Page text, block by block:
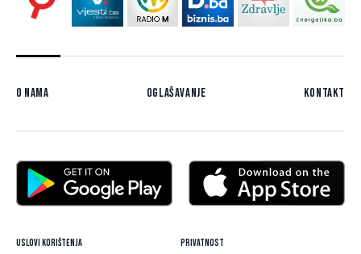
O nama Oglašavanje Kontakt
Uslovi korištenja Privatnost